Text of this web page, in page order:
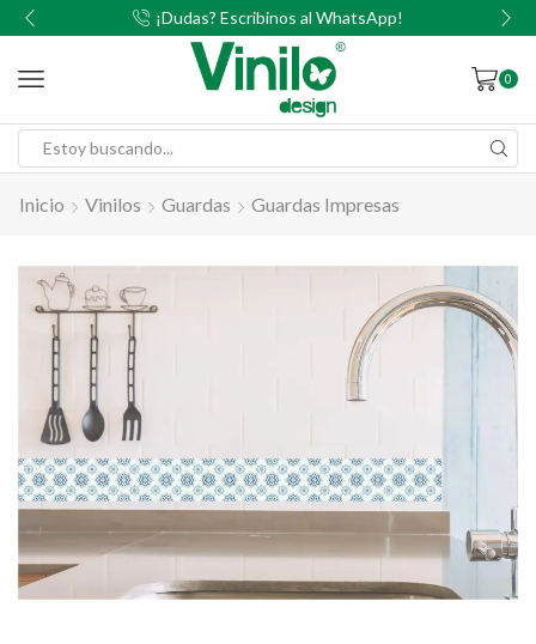
¡Dudas? Escribinos al WhatsApp!
0
Inicio Vinilos Guardas Guardas Impresas